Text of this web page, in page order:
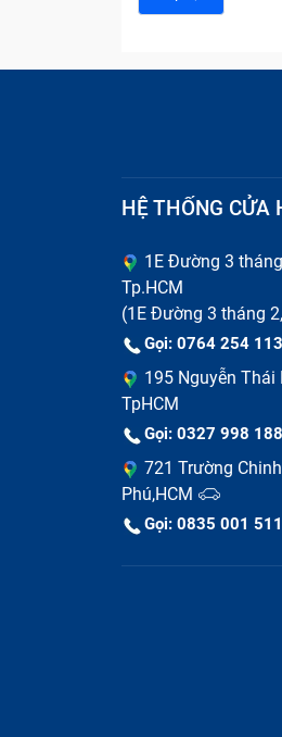
HỆ THỐNG CỬA
1E Đường 3
Tp.HCM
(1E Đường 3 tháng
Gọi: 0764 254 113
195 Nguyễn Thái
TpHCM
Gọi: 0327 998 188
721 Trường
Phú,HCM
Gọi: 0835 001 511